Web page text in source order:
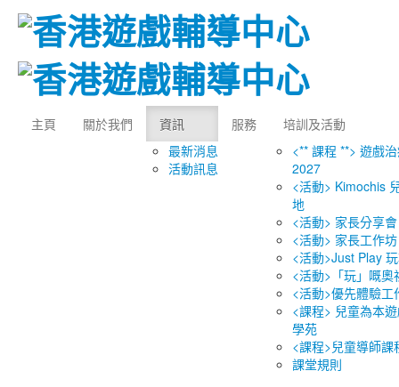
主頁 關於我們
資訊
最新消息
活動訊息
服務
培訓及活動
<** 課程 **> 遊戲
2027
<活動> Kimochis
地
<活動> 家長分享會
<活動> 家長工作坊
<活動>Just Play
<活動>「玩」嘅奧
<活動>優先體驗工
<課程> 兒童為本
學苑
<課程>兒童導師課
課堂規則